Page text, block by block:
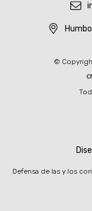
©
Defensa de las y los